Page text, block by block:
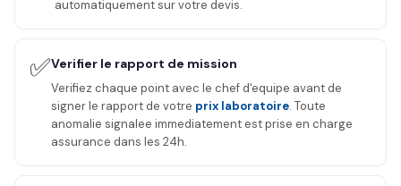
automatiquement sur votre devis.
✅Verifier le rapport de mission
Verifiez chaque point avec le chef d'equipe avant de
signer le rapport de votre prix laboratoire. Toute
anomalie signalee immediatement est prise en charge
assurance dans les 24h.